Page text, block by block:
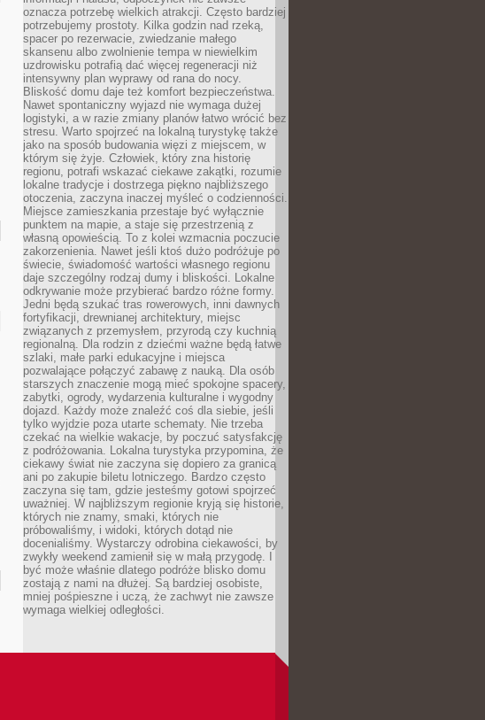
oznacza potrzebę wielkich atrakcji. Często bardziej
potrzebujemy prostoty. Kilka godzin nad rzeką,
spacer po rezerwacie, zwiedzanie małego
skansenu albo zwolnienie tempa w niewielkim
uzdrowisku potrafią dać więcej regeneracji niż
intensywny plan wyprawy od rana do nocy.
Bliskość domu daje też komfort bezpieczeństwa.
Nawet spontaniczny wyjazd nie wymaga dużej
logistyki, a w razie zmiany planów łatwo wrócić bez
stresu. Warto spojrzeć na lokalną turystykę także
jako na sposób budowania więzi z miejscem, w
którym się żyje. Człowiek, który zna historię
regionu, potrafi wskazać ciekawe zakątki, rozumie
lokalne tradycje i dostrzega piękno najbliższego
otoczenia, zaczyna inaczej myśleć o codzienności.
Miejsce zamieszkania przestaje być wyłącznie
punktem na mapie, a staje się przestrzenią z
własną opowieścią. To z kolei wzmacnia poczucie
zakorzenienia. Nawet jeśli ktoś dużo podróżuje po
świecie, świadomość wartości własnego regionu
daje szczególny rodzaj dumy i bliskości. Lokalne
odkrywanie może przybierać bardzo różne formy.
Jedni będą szukać tras rowerowych, inni dawnych
fortyfikacji, drewnianej architektury, miejsc
związanych z przemysłem, przyrodą czy kuchnią
regionalną. Dla rodzin z dziećmi ważne będą łatwe
szlaki, małe parki edukacyjne i miejsca
pozwalające połączyć zabawę z nauką. Dla osób
starszych znaczenie mogą mieć spokojne spacery,
zabytki, ogrody, wydarzenia kulturalne i wygodny
dojazd. Każdy może znaleźć coś dla siebie, jeśli
tylko wyjdzie poza utarte schematy. Nie trzeba
czekać na wielkie wakacje, by poczuć satysfakcję
z podróżowania. Lokalna turystyka przypomina, że
ciekawy świat nie zaczyna się dopiero za granicą
ani po zakupie biletu lotniczego. Bardzo często
zaczyna się tam, gdzie jesteśmy gotowi spojrzeć
uważniej. W najbliższym regionie kryją się historie,
których nie znamy, smaki, których nie
próbowaliśmy, i widoki, których dotąd nie
docenialiśmy. Wystarczy odrobina ciekawości, by
zwykły weekend zamienił się w małą przygodę. I
być może właśnie dlatego podróże blisko domu
zostają z nami na dłużej. Są bardziej osobiste,
mniej pośpieszne i uczą, że zachwyt nie zawsze
wymaga wielkiej odległości.